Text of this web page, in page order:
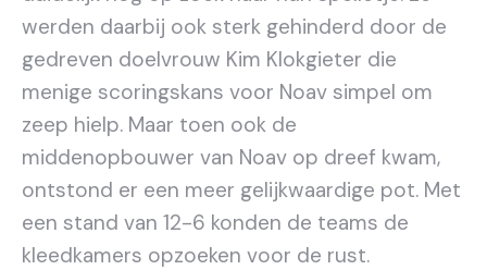
werden daarbij ook sterk gehinderd door de
gedreven doelvrouw Kim Klokgieter die
menige scoringskans voor Noav simpel om
zeep hielp. Maar toen ook de
middenopbouwer van Noav op dreef kwam,
ontstond er een meer gelijkwaardige pot. Met
een stand van 12-6 konden de teams de
kleedkamers opzoeken voor de rust.